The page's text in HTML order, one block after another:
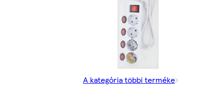
A kategória többi terméke